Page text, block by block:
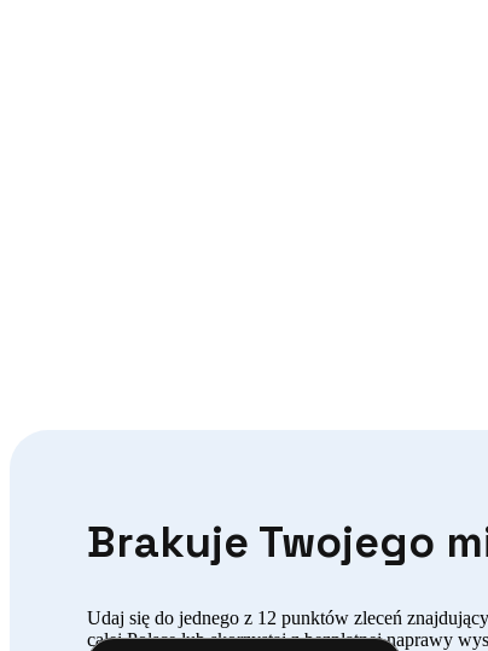
Brakuje Twojego
Udaj się do jednego z 12 punktów zleceń
całej Polsce lub skorzystaj z bezpłatnej naprawy